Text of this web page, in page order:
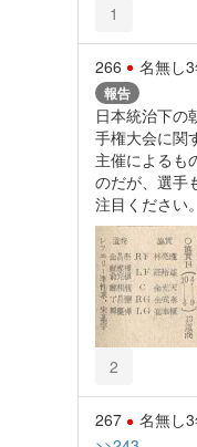
1
266 名無し
報告
日本統治下の
手権大会に関
主催によるも
のだが、選手
注目ください。
2
267 名無し